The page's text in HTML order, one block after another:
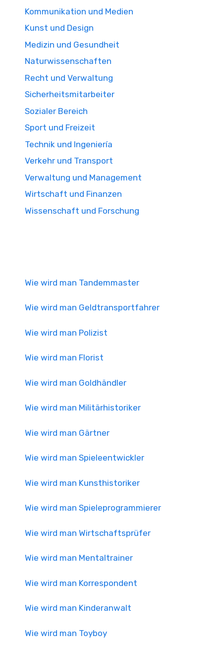
Kommunikation und Medien
Kunst und Design
Medizin und Gesundheit
Naturwissenschaften
Recht und Verwaltung
Sicherheitsmitarbeiter
Sozialer Bereich
Sport und Freizeit
Technik und Ingeniería
Verkehr und Transport
Verwaltung und Management
Wirtschaft und Finanzen
Wissenschaft und Forschung
Wie wird man Tandemmaster
Wie wird man Geldtransportfahrer
Wie wird man Polizist
Wie wird man Florist
Wie wird man Goldhändler
Wie wird man Militärhistoriker
Wie wird man Gärtner
Wie wird man Spieleentwickler
Wie wird man Kunsthistoriker
Wie wird man Spieleprogrammierer
Wie wird man Wirtschaftsprüfer
Wie wird man Mentaltrainer
Wie wird man Korrespondent
Wie wird man Kinderanwalt
Wie wird man Toyboy